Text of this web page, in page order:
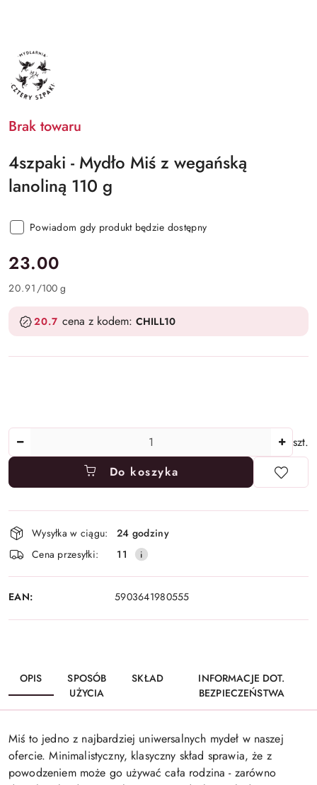
4SZPAKI
Brak towaru
4szpaki - Mydło Miś z wegańską
lanoliną 110 g
Powiadom gdy produkt będzie dostępny
cena:
23.00
20.91 /100 g
20.7 cena z kodem: CHILL10
szt.
Do koszyka
Dostępność
i
dostawa
Wysyłka w ciągu:
24 godziny
Cena przesyłki:
11
EAN: 5903641980555
OPIS
SPOSÓB
UŻYCIA
SKŁAD
INFORMACJE DOT.
BEZPIECZEŃSTWA
Miś to jedno z najbardziej uniwersalnych mydeł w naszej
ofercie. Minimalistyczny, klasyczny skład sprawia, że z
powodzeniem może go używać cała rodzina - zarówno